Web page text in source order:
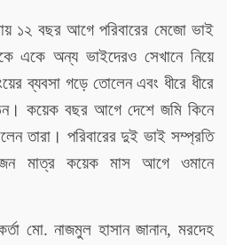
১২ বছর আগে পরিবারের মেজো ভাই
একে অন্য ভাইদেরও সেখানে নিয়ে
ব্যবসা গড়ে তোলেন এবং ধীরে ধীরে
কয়েক বছর আগে দেশে জমি কিনে
তারা। পরিবারের দুই ভাই সম্প্রতি
মাত্র কয়েক মাস আগে ওমানে
মো. নাজমুল হাসান জানান, মরদেহ